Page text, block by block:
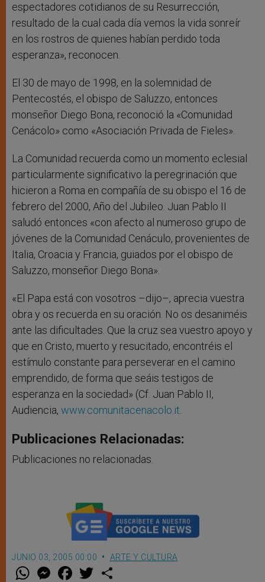
espectadores cotidianos de su Resurrección,
resultado de la cual cada día vemos la vida sonreír
en los rostros de quienes habían perdido toda
esperanza», reconocen.
El 30 de mayo de 1998, en la solemnidad de
Pentecostés, el obispo de Saluzzo, entonces
monseñor Diego Bona, reconoció la «Comunidad
Cenácolo» como «Asociación Privada de Fieles».
La Comunidad recuerda como un momento eclesial
particularmente significativo la peregrinación que
hicieron a Roma en compañía de su obispo el 16 de
febrero del 2000, Año del Jubileo. Juan Pablo II
saludó entonces «con afecto al numeroso grupo de
jóvenes de la Comunidad Cenáculo, provenientes de
Italia, Croacia y Francia, guiados por el obispo de
Saluzzo, monseñor Diego Bona».
«El Papa está con vosotros –dijo–, aprecia vuestra
obra y os recuerda en su oración. No os desaniméis
ante las dificultades. Que la cruz sea vuestro apoyo y
que en Cristo, muerto y resucitado, encontréis el
estímulo constante para perseverar en el camino
emprendido, de forma que seáis testigos de
esperanza en la sociedad» (Cf. Juan Pablo II,
Audiencia, www.comunitacenacolo.it.
Publicaciones Relacionadas:
Publicaciones no relacionadas.
JUNIO 03, 2005 00:00 ARTE Y CULTURA
W M
e
F
a w